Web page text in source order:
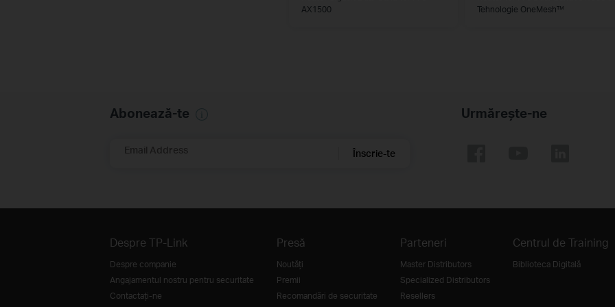
AX1500
Tehnologie OneMesh™
Abonează-te
Email Address Înscrie-te
Urmărește-ne
Despre TP-Link
Despre companie
Angajamentul nostru pentru securitate
Contactați-ne
Presă
Noutăţi
Premii
Recomandări de securitate
Parteneri
Master Distributors
Specialized Distributors
Resellers
Centrul de Training
Biblioteca Digitală